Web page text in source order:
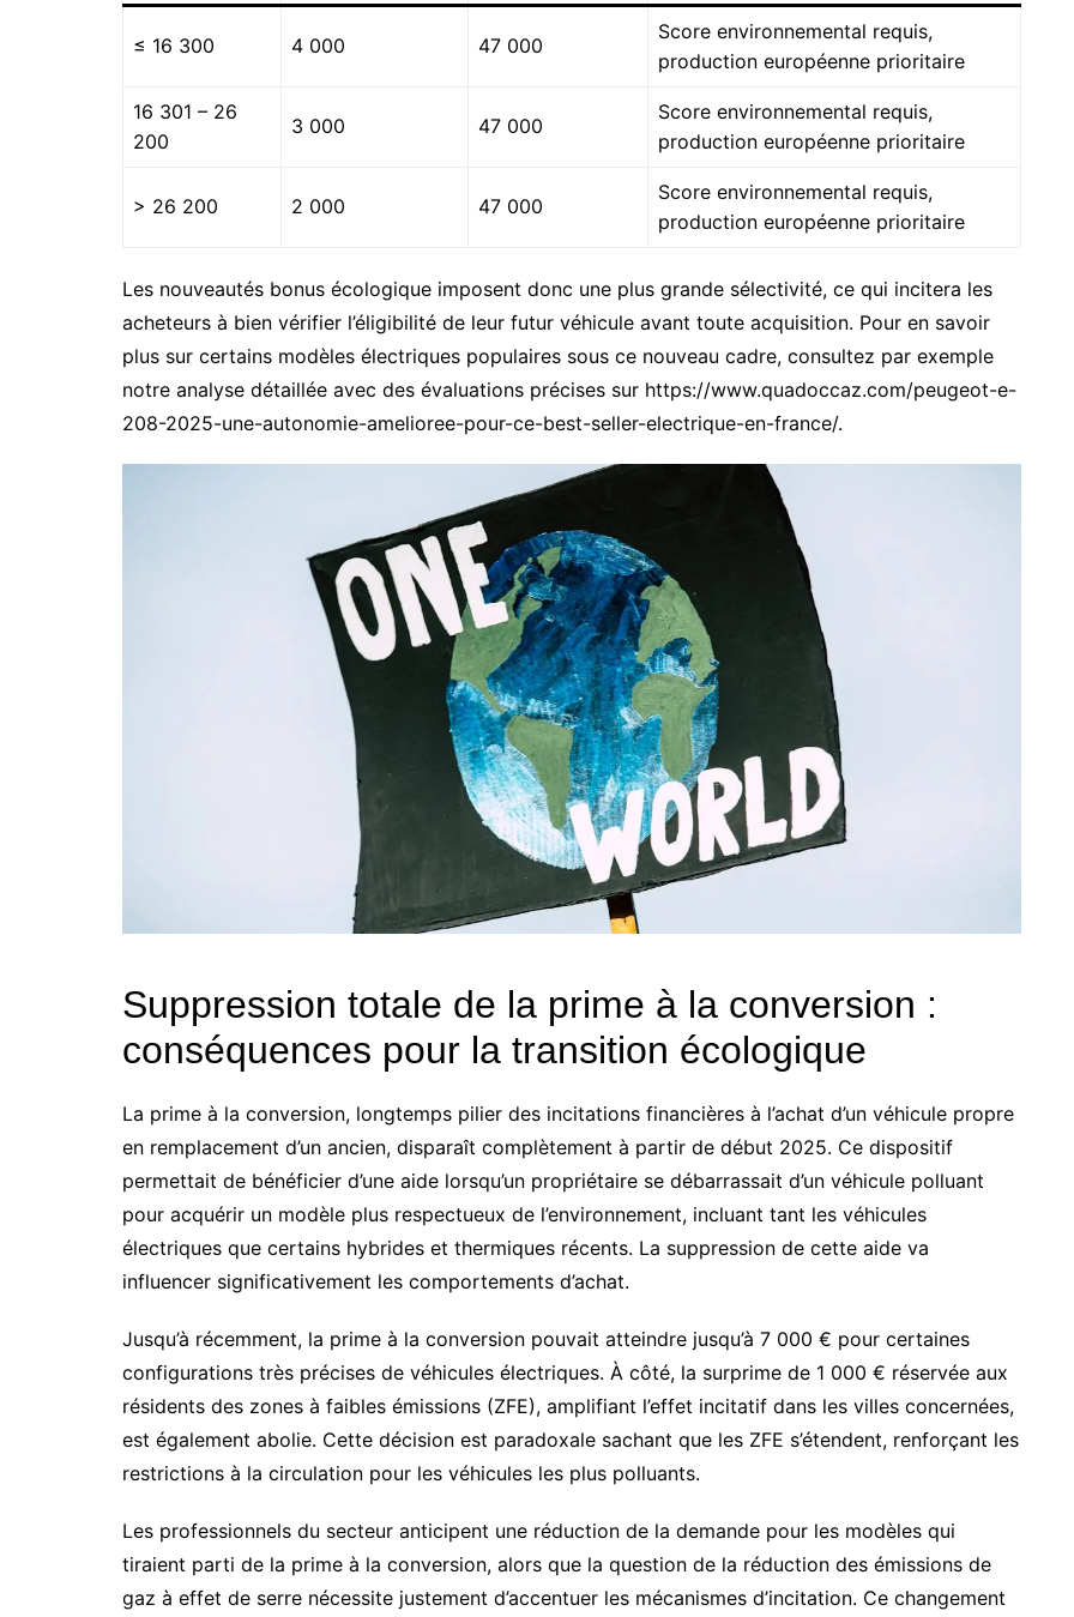
≤ 16 300 4 000 47 000
Score environnemental requis,
production européenne prioritaire
16 301 – 26
200
3 000 47 000
Score environnemental requis,
production européenne prioritaire
> 26 200 2 000 47 000
Score environnemental requis,
production européenne prioritaire
Les nouveautés bonus écologique imposent donc une plus grande sélectivité, ce qui incitera les
acheteurs à bien vérifier l’éligibilité de leur futur véhicule avant toute acquisition. Pour en savoir
plus sur certains modèles électriques populaires sous ce nouveau cadre, consultez par exemple
notre analyse détaillée avec des évaluations précises sur https://www.quadoccaz.com/peugeot-e-
208-2025-une-autonomie-amelioree-pour-ce-best-seller-electrique-en-france/.
Suppression totale de la prime à la conversion :
conséquences pour la transition écologique
La prime à la conversion, longtemps pilier des incitations financières à l’achat d’un véhicule propre
en remplacement d’un ancien, disparaît complètement à partir de début 2025. Ce dispositif
permettait de bénéficier d’une aide lorsqu’un propriétaire se débarrassait d’un véhicule polluant
pour acquérir un modèle plus respectueux de l’environnement, incluant tant les véhicules
électriques que certains hybrides et thermiques récents. La suppression de cette aide va
influencer significativement les comportements d’achat.
Jusqu’à récemment, la prime à la conversion pouvait atteindre jusqu’à 7 000 € pour certaines
configurations très précises de véhicules électriques. À côté, la surprime de 1 000 € réservée aux
résidents des zones à faibles émissions (ZFE), amplifiant l’effet incitatif dans les villes concernées,
est également abolie. Cette décision est paradoxale sachant que les ZFE s’étendent, renforçant les
restrictions à la circulation pour les véhicules les plus polluants.
Les professionnels du secteur anticipent une réduction de la demande pour les modèles qui
tiraient parti de la prime à la conversion, alors que la question de la réduction des émissions de
gaz à effet de serre nécessite justement d’accentuer les mécanismes d’incitation. Ce changement